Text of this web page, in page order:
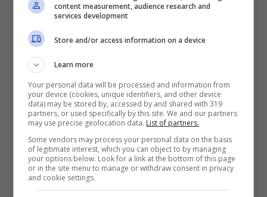
trasmissione durante la prima puntata della
stagione 2020/2021, in occasione dei
cinquant’anni di carriera di
degli inizi della carriera, dei momenti più belli
insieme sia a livello professionale che privato
e mostrato spezzoni delle scene più iconiche
che li hanno visti protagonisti. E’ evidente che
Fazio ha trovato un feeling particolare con i
due artisti e pensa che la loro comicità
content measurement, audience research and
services development
Store and/or access information on a device
Learn more
Your personal data will be processed and information from
your device (cookies, unique identifiers, and other device
data) may be stored by, accessed by and shared with 319
partners, or used specifically by this site. We and our partners
may use precise geolocation data. List of partners.
Some vendors may process your personal data on the basis
of legitimate interest, which you can object to by managing
your options below. Look for a link at the bottom of this page
or in the site menu to manage or withdraw consent in privacy
and cookie settings.